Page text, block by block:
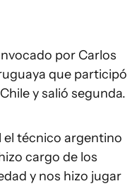
por Carlos
que participó
y salió segunda.
el técnico argentino
cargo de los
y nos hizo jugar